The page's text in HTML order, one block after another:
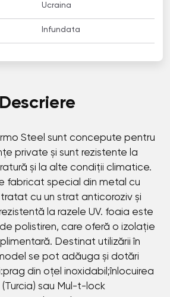
Ucraina
Infundata
Descriere
Steel sunt concepute pentru
private și sunt rezistente la
și la alte condiții climatice.
fabricat special din metal cu
cu un strat anticoroziv și
la razele UV. foaia este
polistiren, care oferă o izolație
Destinat utilizării în
se pot adăuga și dotări
din oțel inoxidabil;înlocuirea
sau Mul-t-lock